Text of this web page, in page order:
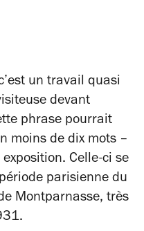
un travail quasi
devant
phrase pourrait
moins de dix mots –
Celle-ci se
parisienne du
Montparnasse, très